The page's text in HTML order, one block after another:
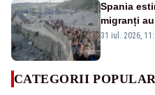
Spania
migranți
ultimele 24
31 iul. 2026,
CATEGORII